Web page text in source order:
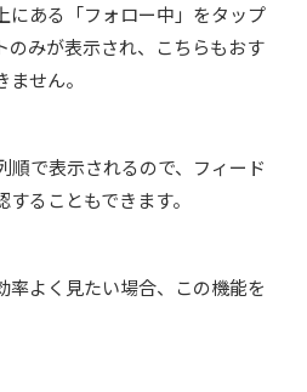
にある「フォロー中」をタップ
のみが表示され、こちらもおす
せん。
順で表示されるので、フィード
ることもできます。
率よく見たい場合、この機能を